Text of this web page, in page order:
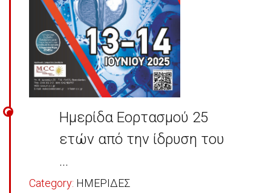
Ημερίδα Εορτασμού 25
ετών από την ίδρυση του
...
Category: ΗΜΕΡΙΔΕΣ